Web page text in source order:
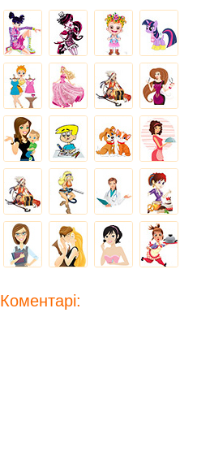
Коментарі: